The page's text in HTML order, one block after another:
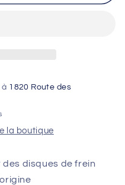
à 1820 Route des
la boutique
des disques de frein